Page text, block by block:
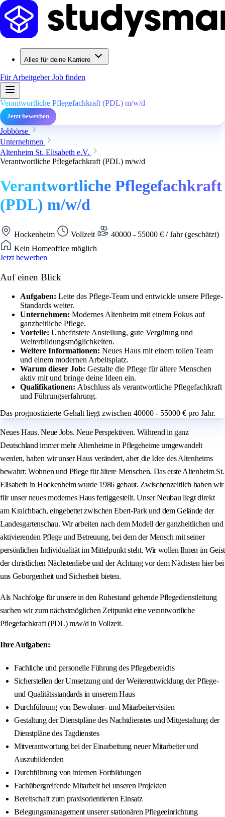
Alles für deine Karriere
Für ArbeitgeberJob finden
Verantwortliche Pflegefachkraft (PDL) m/w/d
Jetzt bewerben
Jobbörse
Unternehmen
Altenheim St. Elisabeth e.V.
Verantwortliche Pflegefachkraft (PDL) m/w/d
Verantwortliche Pflegefachkraft
(PDL) m/w/d
Hockenheim Vollzeit
40000 - 55000 € / Jahr (geschätzt)
Kein Homeoffice möglich
Jetzt bewerben
Auf einen Blick
Aufgaben: Leite das Pflege-Team und entwickle unsere Pflege-
Standards weiter.
Unternehmen: Modernes Altenheim mit einem Fokus auf
ganzheitliche Pflege.
Vorteile: Unbefristete Anstellung, gute Vergütung und
Weiterbildungsmöglichkeiten.
Weitere Informationen: Neues Haus mit einem tollen Team
und einem modernen Arbeitsplatz.
Warum dieser Job: Gestalte die Pflege für ältere Menschen
aktiv mit und bringe deine Ideen ein.
Qualifikationen: Abschluss als verantwortliche Pflegefachkraft
und Führungserfahrung.
Das prognostizierte Gehalt liegt zwischen 40000 - 55000 € pro Jahr.
Neues Haus. Neue Jobs. Neue Perspektiven. Während in ganz
Deutschland immer mehr Altenheime in Pflegeheime umgewandelt
werden, haben wir unser Haus verändert, aber die Idee des Altenheims
bewahrt: Wohnen und Pflege für ältere Menschen. Das erste Altenheim St.
Elisabeth in Hockenheim wurde 1986 gebaut. Zwischenzeitlich haben wir
für unser neues modernes Haus fertiggestellt. Unser Neubau liegt direkt
am Kraichbach, eingebettet zwischen Ebert-Park und dem Gelände der
Landesgartenschau. Wir arbeiten nach dem Modell der ganzheitlichen und
aktivierenden Pflege und Betreuung, bei dem der Mensch mit seiner
persönlichen Individualität im Mittelpunkt steht. Wir wollen Ihnen im Geist
der christlichen Nächstenliebe und der Achtung vor dem Nächsten hier bei
uns Geborgenheit und Sicherheit bieten.
Als Nachfolge für unsere in den Ruhestand gehende Pflegedienstleitung
suchen wir zum nächstmöglichen Zeitpunkt eine verantwortliche
Pflegefachkraft (PDL) m/w/d in Vollzeit.
Ihre Aufgaben:
Fachliche und personelle Führung des Pflegebereichs
Sicherstellen der Umsetzung und der Weiterentwicklung der Pflege-
und Qualitätsstandards in unserem Haus
Durchführung von Bewohner- und Mitarbeitervisiten
Gestaltung der Dienstpläne des Nachtdienstes und Mitgestaltung der
Dienstpläne des Tagdienstes
Mitverantwortung bei der Einarbeitung neuer Mitarbeiter und
Auszubildenden
Durchführung von internen Fortbildungen
Fachübergreifende Mitarbeit bei unseren Projekten
Bereitschaft zum praxisorientierten Einsatz
Belegungsmanagement unserer stationären Pflegeeinrichtung